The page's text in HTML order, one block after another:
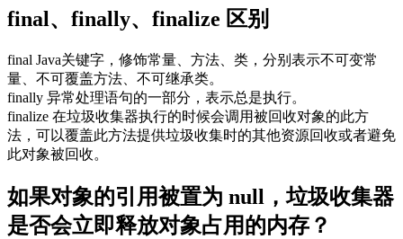
final、finally、finalize 区别
final Java关键字，修饰常量、方法、类，分别表示不可变常
量、不可覆盖方法、不可继承类。
finally 异常处理语句的一部分，表示总是执行。
finalize 在垃圾收集器执行的时候会调用被回收对象的此方
法，可以覆盖此方法提供垃圾收集时的其他资源回收或者避免
此对象被回收。
如果对象的引用被置为 null，垃圾收集器
是否会立即释放对象占用的内存？